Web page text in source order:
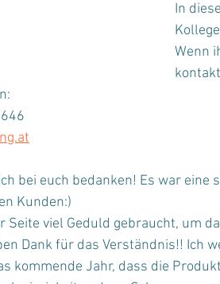
In
Wenn
bei euch bedanken! Es war
Kunden:)
Seite viel Geduld gebraucht, um
Dank für das Verständnis!! Ich
kommende Jahr, dass die